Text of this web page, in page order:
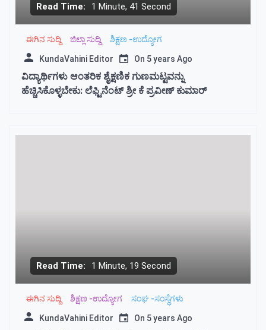
Read Time: 1 Minute, 41 Second
ಈಗಿನ ಸುದ್ದಿ ಜಿಲ್ಲಾ ಸುದ್ದಿ ಶಿಕ್ಷಣ -ಉದ್ಯೋಗ
KundaVahini Editor On 5 years Ago
ವಿದ್ಯಾರ್ಥಿಗಳು ಆಂತರಿಕ ಶೈಕ್ಷಣಿಕ ಗುಣಮಟ್ಟವನ್ನು
ಹೆಚ್ಚಿಸಿಕೊಳ್ಳಬೇಕು: ಲೆಫ್ಟಿನೆಂಟ್ ಶ್ರೀ ಕೆ ಪ್ರವೀಣ್ ಕುಮಾರ್
Read Time: 1 Minute, 19 Second
ಈಗಿನ ಸುದ್ದಿ ಶಿಕ್ಷಣ -ಉದ್ಯೋಗ ಸಂಘ -ಸಂಸ್ಥೆಗಳು
KundaVahini Editor On 5 years Ago